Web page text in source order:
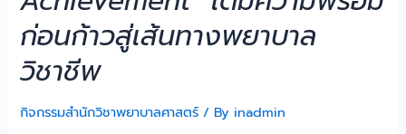
ก่อนก้าวสู่เส้นทางพยาบาล
วิชาชีพ
กิจกรรมสำนักวิชาพยาบาลศาสตร์ / By inadmin